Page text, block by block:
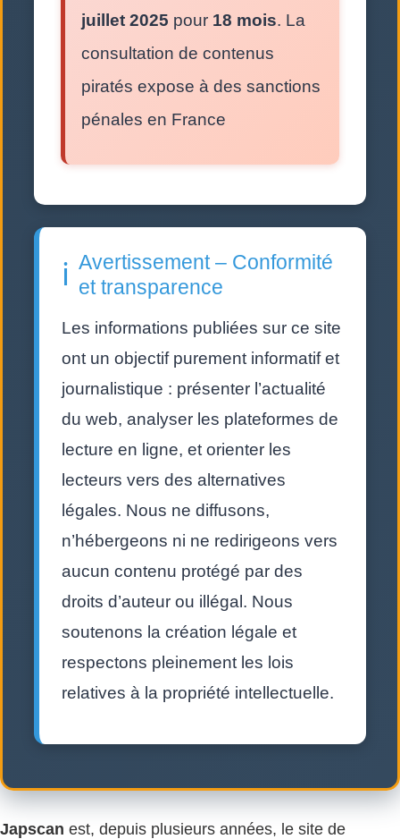
juillet 2025 pour 18 mois. La
consultation de contenus
piratés expose à des sanctions
pénales en France
ℹ️ Avertissement – Conformité
et transparence
Les informations publiées sur ce site
ont un objectif purement informatif et
journalistique : présenter l’actualité
du web, analyser les plateformes de
lecture en ligne, et orienter les
lecteurs vers des alternatives
légales. Nous ne diffusons,
n’hébergeons ni ne redirigeons vers
aucun contenu protégé par des
droits d’auteur ou illégal. Nous
soutenons la création légale et
respectons pleinement les lois
relatives à la propriété intellectuelle.
Japscan est, depuis plusieurs années, le site de